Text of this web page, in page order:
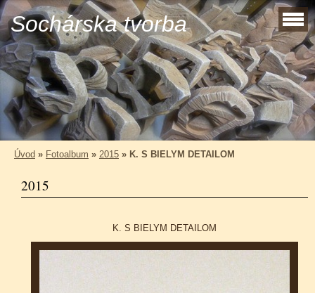
Sochárska tvorba
Úvod » Fotoalbum » 2015 » K. S BIELYM DETAILOM
2015
K. S BIELYM DETAILOM